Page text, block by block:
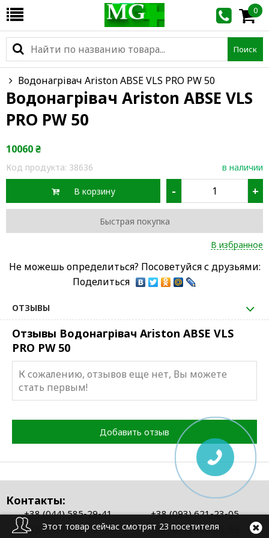
0
Поиск
Водонагрівач Ariston ABSE VLS PRO PW 50
Водонагрівач Ariston ABSE VLS
PRO PW 50
10060₴
Код продукта: 38636 в наличии
В корзину - +
Быстрая покупка
В избранное
Не можешь определиться? Посоветуйся с друзьями:
Поделиться
ОТЗЫВЫ
Отзывы Водонагрівач Ariston ABSE VLS
PRO PW 50
К сожалению, отзывов еще нет, Вы можете
стать первым!
Добавить отзыв
Контакты:
+38 (044) 585-29-41
+38 (093) 621-23-05
+38 (044) 585-22-41
+38 (067) 325-55-64
Этот товар сейчас смотрят 23 посетителя